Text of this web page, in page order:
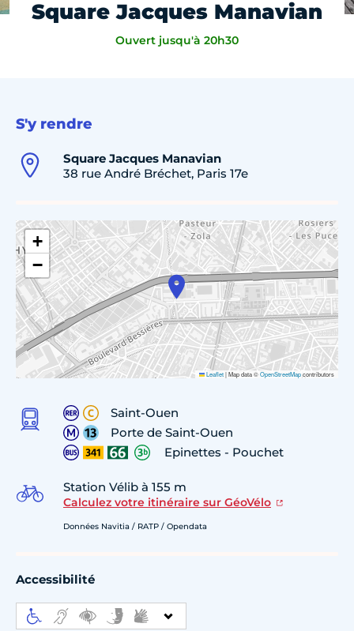
Square Jacques Manavian
Ouvert jusqu'à 20h30
S'y rendre
Square Jacques Manavian
38 rue André Bréchet, Paris 17e
+
−
Leaflet|Map data ©OpenStreetMapcontributors
Saint-Ouen
Porte de Saint-Ouen
Epinettes - Pouchet
Station Vélib à 155 m
Calculez votre itinéraire sur GéoVélo
Données Navitia / RATP / Opendata
Accessibilité